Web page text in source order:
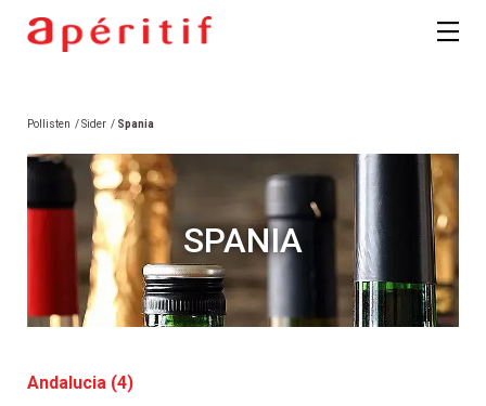
Pollisten /Sider / Spania
SPANIA
Andalucia (4)